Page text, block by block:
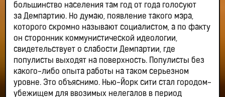
большинство населения там год от года голосуют
за Демпартию. Но думаю, появление такого мэра,
которого скромно называют социалистом, а по факту
он сторонник коммунистической идеологии,
свидетельствует о слабости Демпартии, где
популисты выходят на поверхность. Популисты без
какого-либо опыта работы на таком серьезном
уровне. Это объяснимо. Нью-Йорк сити стал городом-
убежищем для ввозимых нелегалов в период